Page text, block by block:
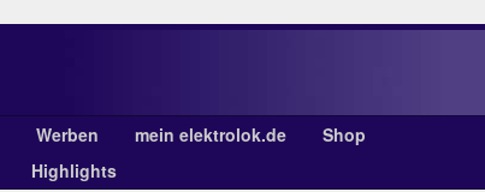
Werben mein elektrolok.de
Shop
Highlights